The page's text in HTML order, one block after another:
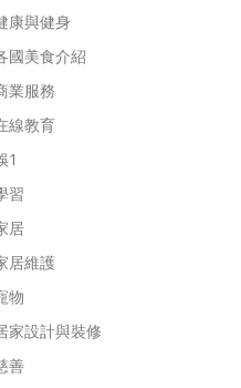
康與健身
國美食介紹
業服務
線教育
1
習
居
居維護
物
家設計與裝修
善